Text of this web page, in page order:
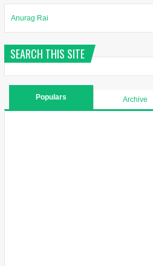
Anurag Rai
SEARCH THIS SITE
Populars Archive